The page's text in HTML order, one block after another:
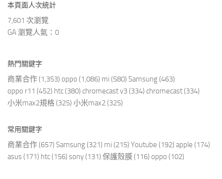
本頁面人次統計
7,601 次瀏覽
GA 瀏覽人氣：0
熱門關鍵字
商業合作 (1,353) oppo (1,086) mi (580) Samsung (463)
oppo r11 (452) htc (380) chromecast v3 (334) chromecast (334)
小米max2規格 (325) 小米max2 (325)
常用關鍵字
商業合作 (657) Samsung (321) mi (215) Youtube (192) apple (174)
asus (171) htc (156) sony (131) 保護殼膜 (116) oppo (102)